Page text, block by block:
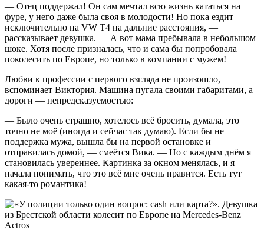
— Отец поддержал! Он сам мечтал всю жизнь кататься на
фуре, у него даже была своя в молодости! Но пока ездит
исключительно на VW Т4 на дальние расстояния, —
рассказывает девушка. — А вот мама пребывала в небольшом
шоке. Хотя после призналась, что и сама бы попробовала
поколесить по Европе, но только в компании с мужем!
Любви к профессии с первого взгляда не произошло,
вспоминает Виктория. Машина пугала своими габаритами, а
дороги — непредсказуемостью:
— Было очень страшно, хотелось всё бросить, думала, это
точно не моё (иногда и сейчас так думаю). Если бы не
поддержка мужа, вышла бы на первой остановке и
отправилась домой, — смеётся Вика. — Но с каждым днём я
становилась увереннее. Картинка за окном менялась, и я
начала понимать, что это всё мне очень нравится. Есть тут
какая-то романтика!